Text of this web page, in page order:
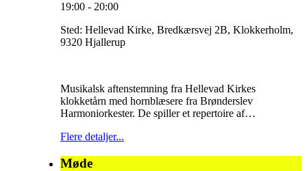
19:00 - 20:00
Sted: Hellevad Kirke, Bredkærsvej 2B, Klokkerholm,
9320 Hjallerup
Musikalsk aftenstemning fra Hellevad Kirkes
klokketårn med hornblæsere fra Brønderslev
Harmoniorkester. De spiller et repertoire af…
Flere detaljer...
Møde